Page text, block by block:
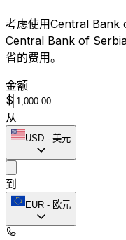
考虑使用Central Bank
Central Bank of
省的费用。
金额
$
从
USD - 美元
到
EUR - 欧元